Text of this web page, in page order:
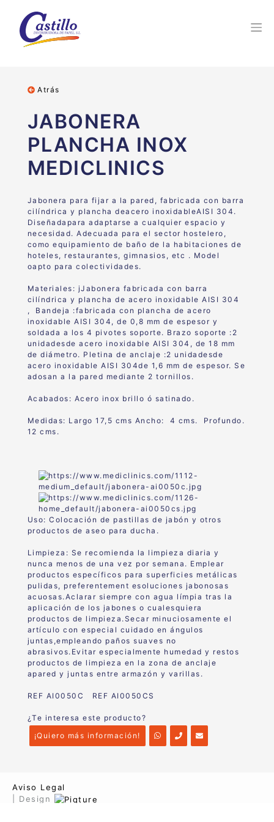
Atrás
JABONERA
PLANCHA INOX
MEDICLINICS
Jabonera para fijar a la pared, fabricada con barra
cilíndrica y plancha deacero inoxidableAISI 304.
Diseñadapara adaptarse a cualquier espacio y
necesidad. Adecuada para el sector hostelero,
como equipamiento de baño de la habitaciones de
hoteles, restaurantes, gimnasios, etc . Model
oapto para colectividades.
Materiales: jJabonera fabricada con barra
cilíndrica y plancha de acero inoxidable AISI 304
, Bandeja :fabricada con plancha de acero
inoxidable AISI 304, de 0,8 mm de espesor y
soldada a los 4 pivotes soporte. Brazo soporte :2
unidadesde acero inoxidable AISI 304, de 18 mm
de diámetro. Pletina de anclaje :2 unidadesde
acero inoxidable AISI 304de 1,6 mm de espesor. Se
adosan a la pared mediante 2 tornillos.
Acabados: Acero inox brillo ó satinado.
Medidas: Largo 17,5 cms Ancho: 4 cms. Profundo.
12 cms.
Uso: Colocación de pastillas de jabón y otros
productos de aseo para ducha.
Limpieza: Se recomienda la limpieza diaria y
nunca menos de una vez por semana. Emplear
productos específicos para superficies metálicas
pulidas, preferentement esoluciones jabonosas
acuosas.Aclarar siempre con agua límpia tras la
aplicación de los jabones o cualesquiera
productos de limpieza.Secar minuciosamente el
artículo con especial cuidado en ángulos
juntas,empleando paños suaves no
abrasivos.Evitar especialmente humedad y restos
productos de limpieza en la zona de anclaje
apared y juntas entre armazón y varillas.
REF AI0050C REF AI0050CS
¿Te interesa este producto?
¡Quiero más información!
Aviso Legal
| Design